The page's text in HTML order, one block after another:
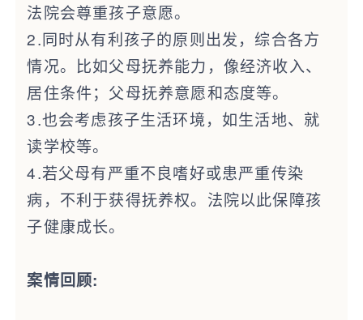
法院会尊重孩子意愿。
2.同时从有利孩子的原则出发，综合各方
情况。比如父母抚养能力，像经济收入、
居住条件；父母抚养意愿和态度等。
3.也会考虑孩子生活环境，如生活地、就
读学校等。
4.若父母有严重不良嗜好或患严重传染
病，不利于获得抚养权。法院以此保障孩
子健康成长。
案情回顾: